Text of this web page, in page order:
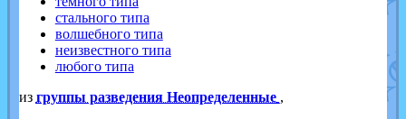
стального типа
волшебного типа
неизвестного типа
любого типа
из группы разведения Неопределенные ,